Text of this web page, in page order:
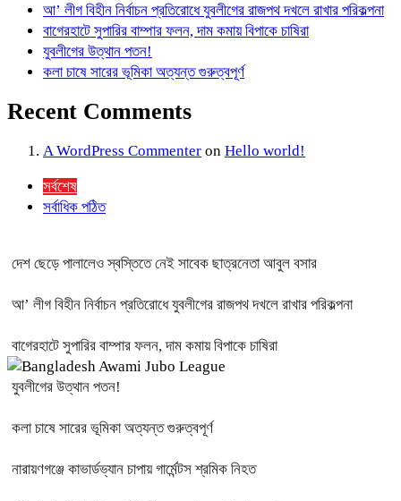
আ’ লীগ বিহীন নির্বাচন প্রতিরোধে যুবলীগের রাজপথ দখলে রাখার পরিকল্পনা
বাগেরহাটে সুপারির বাম্পার ফলন, দাম কমায় বিপাকে চাষিরা
যুবলীগের উত্থান পতন!
কলা চাষে সারের ভূমিকা অত্যন্ত গুরুত্বপূর্ণ
Recent Comments
A WordPress Commenter on Hello world!
সর্বশেষ
সর্বাধিক পঠিত
দেশ ছেড়ে পালালেও স্বস্তিতে নেই সাবেক ছাত্রনেতা আবুল বসার
আ’ লীগ বিহীন নির্বাচন প্রতিরোধে যুবলীগের রাজপথ দখলে রাখার পরিকল্পনা
বাগেরহাটে সুপারির বাম্পার ফলন, দাম কমায় বিপাকে চাষিরা
যুবলীগের উত্থান পতন!
কলা চাষে সারের ভূমিকা অত্যন্ত গুরুত্বপূর্ণ
নারায়ণগঞ্জে কাভার্ডভ্যান চাপায় গার্মেন্টস শ্রমিক নিহত